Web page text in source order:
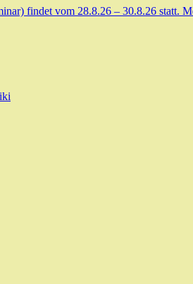
findet vom 28.8.26 – 30.8.26 statt.